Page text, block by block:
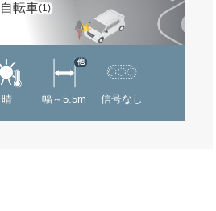
自転車(1)
晴 幅～5.5m
他
信号なし